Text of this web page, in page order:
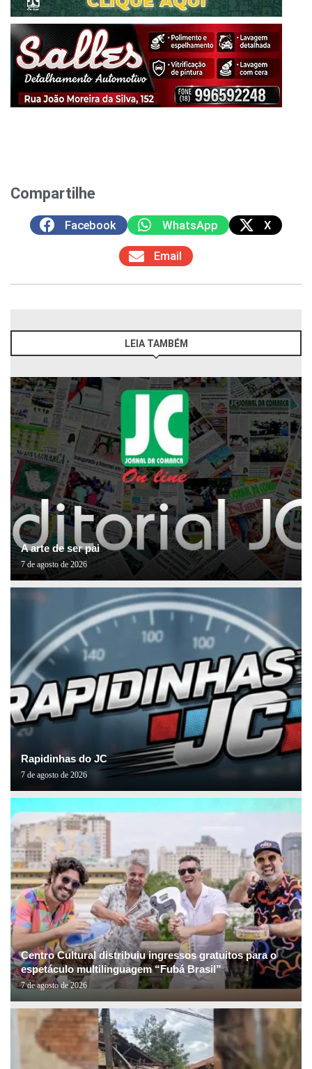
Compartilhe
Facebook WhatsApp X
Email
LEIA TAMBÉM
A arte de ser pai
7 de agosto de 2026
Rapidinhas do JC
7 de agosto de 2026
Centro Cultural distribuiu ingressos gratuitos para o
espetáculo multilinguagem “Fubá Brasil”
7 de agosto de 2026